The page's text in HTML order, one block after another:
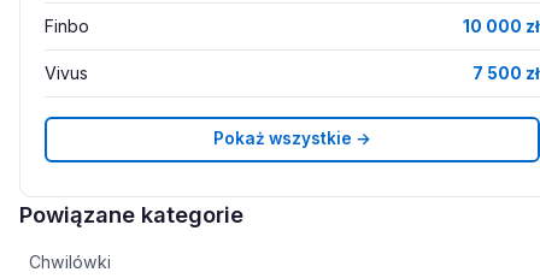
Finbo 10 000 zł
Vivus 7 500 zł
Pokaż wszystkie →
Powiązane kategorie
Chwilówki